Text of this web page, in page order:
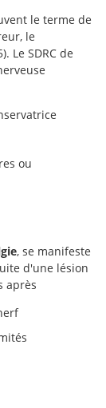
le terme de
le
Le SDRC de
ou
, se manifeste
d'une lésion
après